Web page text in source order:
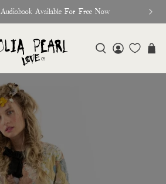
New Release Out Now